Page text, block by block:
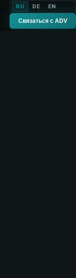
RU DE EN
Связаться с ADV